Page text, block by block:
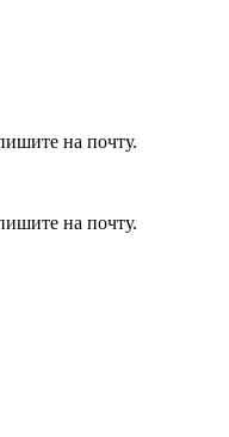
на почту.
на почту.